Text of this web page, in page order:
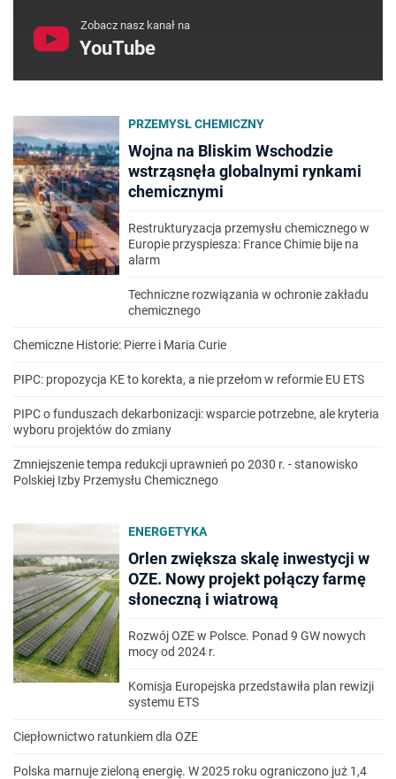
Zobacz nasz kanał na
YouTube
PRZEMYSŁ CHEMICZNY
Wojna na Bliskim Wschodzie
wstrząsnęła globalnymi rynkami
chemicznymi
Restrukturyzacja przemysłu chemicznego w
Europie przyspiesza: France Chimie bije na
alarm
Techniczne rozwiązania w ochronie zakładu
chemicznego
Chemiczne Historie: Pierre i Maria Curie
PIPC: propozycja KE to korekta, a nie przełom w reformie EU ETS
PIPC o funduszach dekarbonizacji: wsparcie potrzebne, ale kryteria
wyboru projektów do zmiany
Zmniejszenie tempa redukcji uprawnień po 2030 r. - stanowisko
Polskiej Izby Przemysłu Chemicznego
ENERGETYKA
Orlen zwiększa skalę inwestycji w
OZE. Nowy projekt połączy farmę
słoneczną i wiatrową
Rozwój OZE w Polsce. Ponad 9 GW nowych
mocy od 2024 r.
Komisja Europejska przedstawiła plan rewizji
systemu ETS
Ciepłownictwo ratunkiem dla OZE
Polska marnuje zieloną energię. W 2025 roku ograniczono już 1,4